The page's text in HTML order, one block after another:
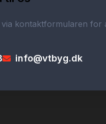
kontaktformularen for
info@vtbyg.dk